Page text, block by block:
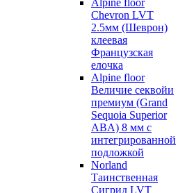
Alpine floor
Chevron LVT
2.5мм (Шеврон)
клеевая
Французская
елочка
Alpine floor
Величие секвойи
премиум (Grand
Sequoia Superior
ABA) 8 мм с
интегрированной
подложкой
Norland
Таинственная
Сигрид LVT